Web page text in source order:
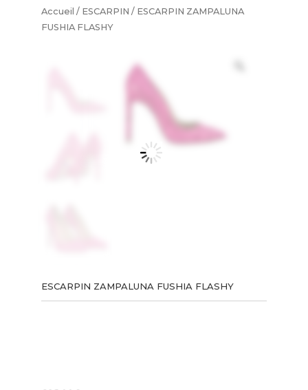
Accueil / ESCARPIN / ESCARPIN ZAMPALUNA
FUSHIA FLASHY
ESCARPIN ZAMPALUNA FUSHIA FLASHY